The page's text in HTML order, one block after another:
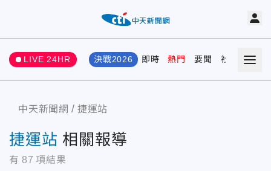
LIVE 24HR 決戰2026 即時 熱門 要聞 社會 娛樂
中天新聞網 捷運站
捷運站 相關報導
有 87 項結果